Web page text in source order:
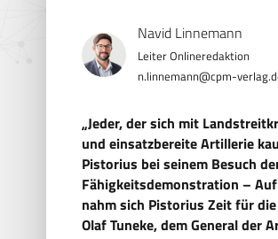
Navid Linnemann
Leiter Onlineredaktion
n.linnemann@cpm-
„Jeder, der sich mit
und einsatzbereite Artillerie
Pistorius bei seinem Besuch
Fähigkeitsdemonstration –
nahm sich Pistorius Zeit für
Olaf Tuneke, dem General der